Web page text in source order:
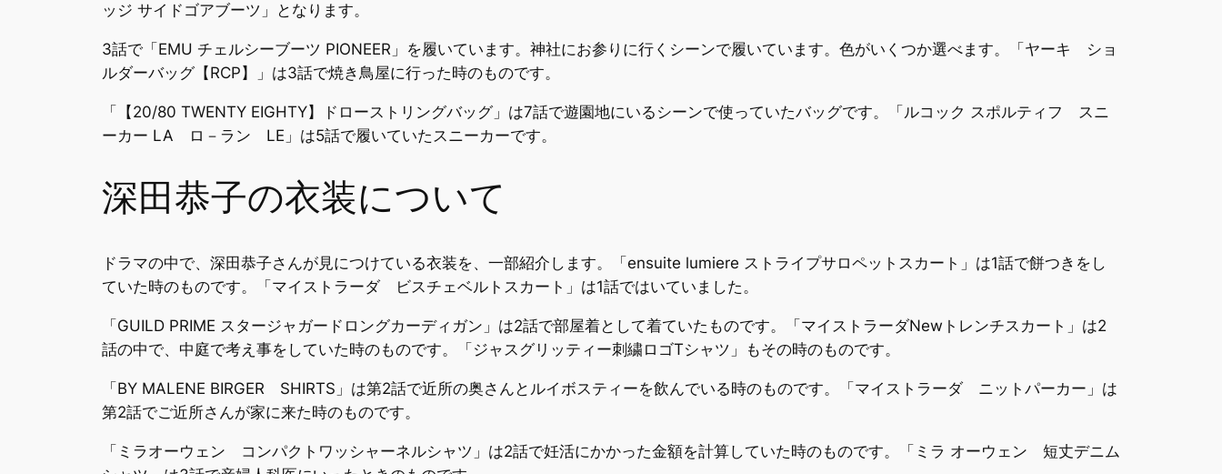
ッジ サイドゴアブーツ」となります。
3話で「EMU チェルシーブーツ PIONEER」を履いています。神社にお参りに行くシーンで履いています。色がいくつか選べます。「ヤーキ ショ
ルダーバッグ【RCP】」は3話で焼き鳥屋に行った時のものです。
「【20/80 TWENTY EIGHTY】ドローストリングバッグ」は7話で遊園地にいるシーンで使っていたバッグです。「ルコック スポルティフ スニ
ーカー LA ロ－ラン LE」は5話で履いていたスニーカーです。
深田恭子の衣装について
ドラマの中で、深田恭子さんが見につけている衣装を、一部紹介します。「ensuite lumiere ストライプサロペットスカート」は1話で餅つきをし
ていた時のものです。「マイストラーダ ビスチェベルトスカート」は1話ではいていました。
「GUILD PRIME スタージャガードロングカーディガン」は2話で部屋着として着ていたものです。「マイストラーダNewトレンチスカート」は2
話の中で、中庭で考え事をしていた時のものです。「ジャスグリッティー刺繍ロゴTシャツ」もその時のものです。
「BY MALENE BIRGER SHIRTS」は第2話で近所の奥さんとルイボスティーを飲んでいる時のものです。「マイストラーダ ニットパーカー」は
第2話でご近所さんが家に来た時のものです。
「ミラオーウェン コンパクトワッシャーネルシャツ」は2話で妊活にかかった金額を計算していた時のものです。「ミラ オーウェン 短丈デニム